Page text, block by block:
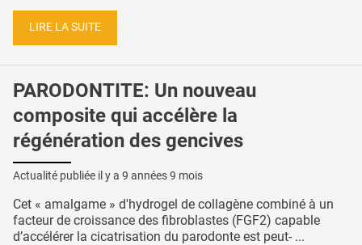
LIRE LA SUITE
PARODONTITE: Un nouveau
composite qui accélère la
régénération des gencives
Actualité publiée il y a 9 années 9 mois
Cet « amalgame » d'hydrogel de collagène combiné à un
facteur de croissance des fibroblastes (FGF2) capable
d’accélérer la cicatrisation du parodonte est peut- ...